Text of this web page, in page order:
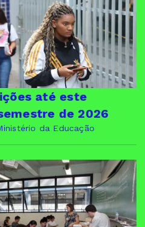
até este
de 2026
da Educação